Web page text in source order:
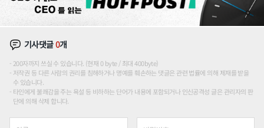
기사댓글0개
200자까지 쓰실 수 있습니다. (현재 0 byte / 최대 400byte)
저작권 등 다른 사람의 권리를 침해하거나 명예를 훼손하는 댓글은 관련 법률에 의해 제재를 받을
수 있습니다.
타인에게 불쾌감을 주는 욕설 등 비하하는 단어가 내용에 포함되거나 인신공격성 글은 관리자의 판
단에 의해 삭제 합니다.